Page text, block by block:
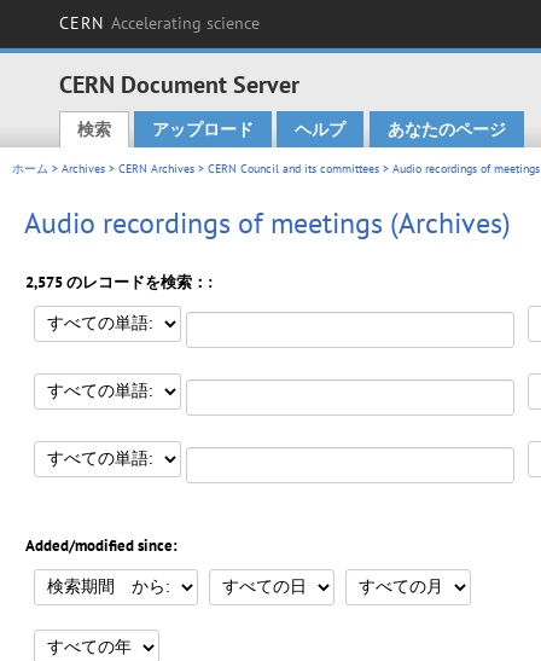
CERN Accelerating science
CERN Document Server
Main menu
検索 アップロード ヘルプ あなたのページ
ホーム > Archives > CERN Archives > CERN Council and its committees > Audio recordings of
Audio recordings of meetings (Archives)
2,575 のレコードを検索：:
Added/modified since: